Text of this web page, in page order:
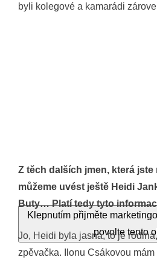
byli kolegové a kamarádi
Klepnutím přijměte
povolte tento
Z těch dalších jmen, která jste
můžeme uvést ještě Heidi
Buty… Platí tedy tyto
Jo, Heidi byla jasná, to je
zpěvačka. Ilonu Csákovou